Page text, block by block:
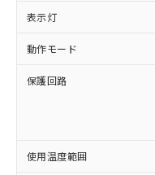
表示灯
動作モード
保護回路
使用温度範囲
※1 対応状況
対応済み：
非含有に対応
す。
対応予定：EU